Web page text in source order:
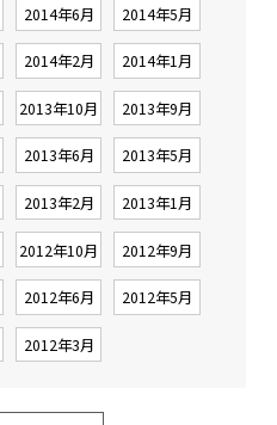
2014年6月 2014年5月
2014年2月 2014年1月
2013年10月 2013年9月
2013年6月 2013年5月
2013年2月 2013年1月
2012年10月 2012年9月
2012年6月 2012年5月
2012年3月